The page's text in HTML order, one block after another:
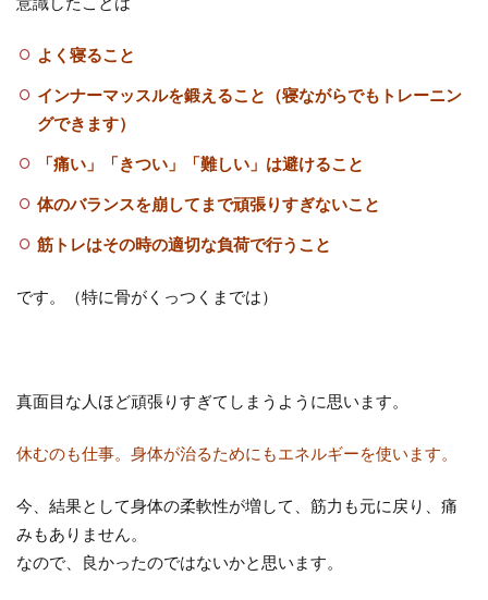
よく寝ること
インナーマッスルを鍛えること（寝ながらでもトレーニン
グできます）
「痛い」「きつい」「難しい」は避けること
体のバランスを崩してまで頑張りすぎないこと
筋トレはその時の適切な負荷で行うこと
です。（特に骨がくっつくまでは）
真面目な人ほど頑張りすぎてしまうように思います。
休むのも仕事。身体が治るためにもエネルギーを使います。
今、結果として身体の柔軟性が増して、筋力も元に戻り、痛
みもありません。
なので、良かったのではないかと思います。